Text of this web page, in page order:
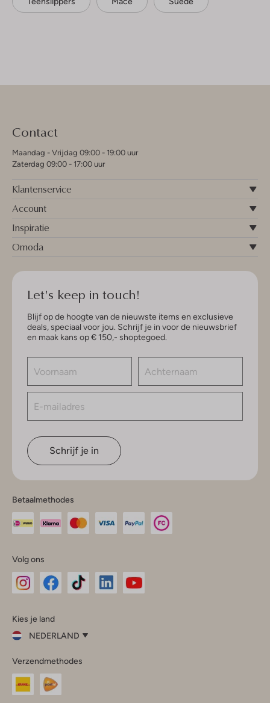
Contact
Maandag - Vrijdag 09:00 - 19:00 uur
Zaterdag 09:00 - 17:00 uur
Klantenservice
Account
Inspiratie
Omoda
Let's keep in touch!
Blijf op de hoogte van de nieuwste items en exclusieve
deals, speciaal voor jou. Schrijf je in voor de nieuwsbrief
en maak kans op € 150,- shoptegoed.
Schrijf je in
Betaalmethodes
Volg ons
InstagramFacebook
Kies je land
NEDERLAND
je
land
Nederland
Verzendmethodes